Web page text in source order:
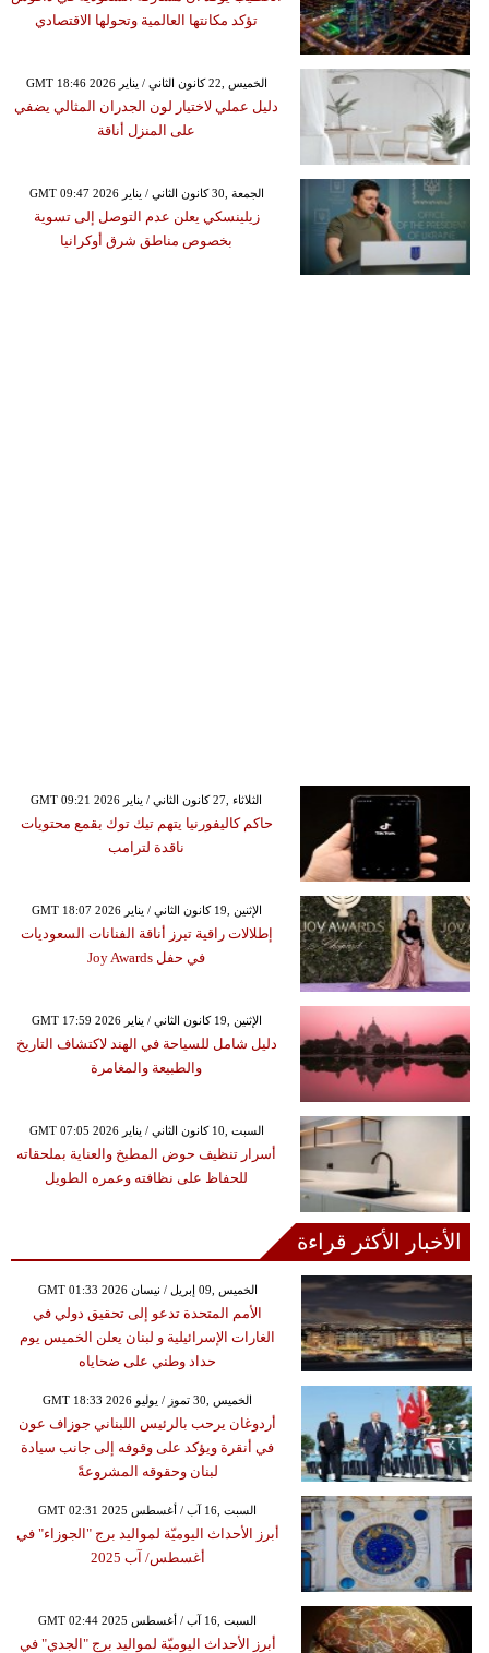
تؤكد مكانتها العالمية وتحولها الاقتصادي
GMT 18:46 2026 الخميس ,22 كانون الثاني / يناير
دليل عملي لاختيار لون الجدران المثالي يضفي
على المنزل أناقة
GMT 09:47 2026 الجمعة ,30 كانون الثاني / يناير
زيلينسكي يعلن عدم التوصل إلى تسوية
بخصوص مناطق شرق أوكرانيا
GMT 09:21 2026 الثلاثاء ,27 كانون الثاني / يناير
حاكم كاليفورنيا يتهم تيك توك بقمع محتويات
ناقدة لترامب
GMT 18:07 2026 الإثنين ,19 كانون الثاني / يناير
إطلالات راقية تبرز أناقة الفنانات السعوديات
في حفل Joy Awards
GMT 17:59 2026 الإثنين ,19 كانون الثاني / يناير
دليل شامل للسياحة في الهند لاكتشاف التاريخ
والطبيعة والمغامرة
GMT 07:05 2026 السبت ,10 كانون الثاني / يناير
أسرار تنظيف حوض المطبخ والعناية بملحقاته
للحفاظ على نظافته وعمره الطويل
الأخبار الأكثر قراءة
GMT 01:33 2026 الخميس ,09 إبريل / نيسان
الأمم المتحدة تدعو إلى تحقيق دولي في
الغارات الإسرائيلية و لبنان يعلن الخميس يوم
حداد وطني على ضحاياه
GMT 18:33 2026 الخميس ,30 تموز / يوليو
أردوغان يرحب بالرئيس اللبناني جوزاف عون
في أنقرة ويؤكد على وقوفه إلى جانب سيادة
لبنان وحقوقه المشروعةً
GMT 02:31 2025 السبت ,16 آب / أغسطس
أبرز الأحداث اليوميّة لمواليد برج "الجوزاء" في
أغسطس/ آب 2025
GMT 02:44 2025 السبت ,16 آب / أغسطس
أبرز الأحداث اليوميّة لمواليد برج "الجدي" في